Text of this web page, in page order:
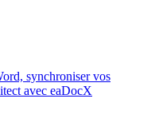
synchroniser vos
avec eaDocX